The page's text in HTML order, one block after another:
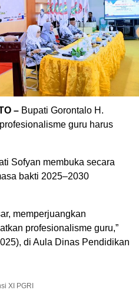
– Bupati Gorontalo H.
guru harus
Sofyan membuka secara
bakti 2025–2030
memperjuangkan
profesionalisme guru,”
di Aula Dinas Pendidikan
XI PGRI